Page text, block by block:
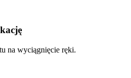
na wyciągnięcie ręki.